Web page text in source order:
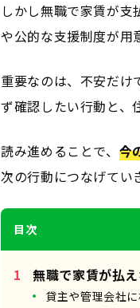
しかし無職で家賃が
や公的な支援制度が用
重要なのは、不安だけ
ず確認したい行動と、
読み進めることで、 今
次の行動につなげてい
目次
無職で家賃が払
貸主や管理会社